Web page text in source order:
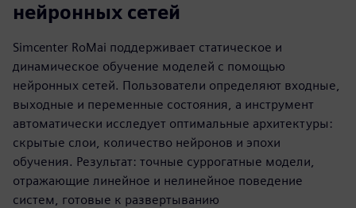
нейронных сетей
Simcenter RoMai поддерживает статическое и
динамическое обучение моделей с помощью
нейронных сетей. Пользователи определяют входные,
выходные и переменные состояния, а инструмент
автоматически исследует оптимальные архитектуры:
скрытые слои, количество нейронов и эпохи
обучения. Результат: точные суррогатные модели,
отражающие линейное и нелинейное поведение
систем, готовые к развертыванию